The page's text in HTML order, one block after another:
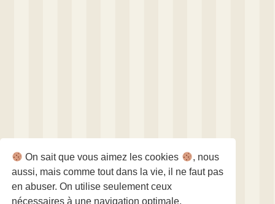
On sait que vous aimez les cookies
, nous
aussi, mais comme tout dans la vie, il ne faut pas
en abuser. On utilise seulement ceux
nécessaires à une navigation optimale.